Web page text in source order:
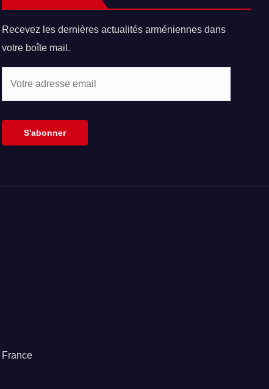
Recevez les dernières actualités arméniennes dans
votre boîte mail.
S'abonner